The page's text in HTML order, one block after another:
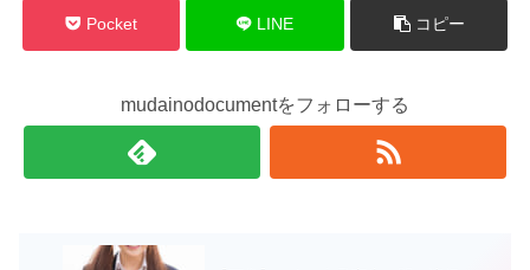
Pocket LINE コピー
mudainodocumentをフォローする